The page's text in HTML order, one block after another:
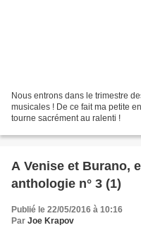
Nous entrons dans le trimestre
musicales ! De ce fait ma petite
tourne sacrément au ralenti !
A Venise et Burano,
anthologie n° 3 (1)
Publié le 22/05/2016 à 10:16
Par Joe Krapov